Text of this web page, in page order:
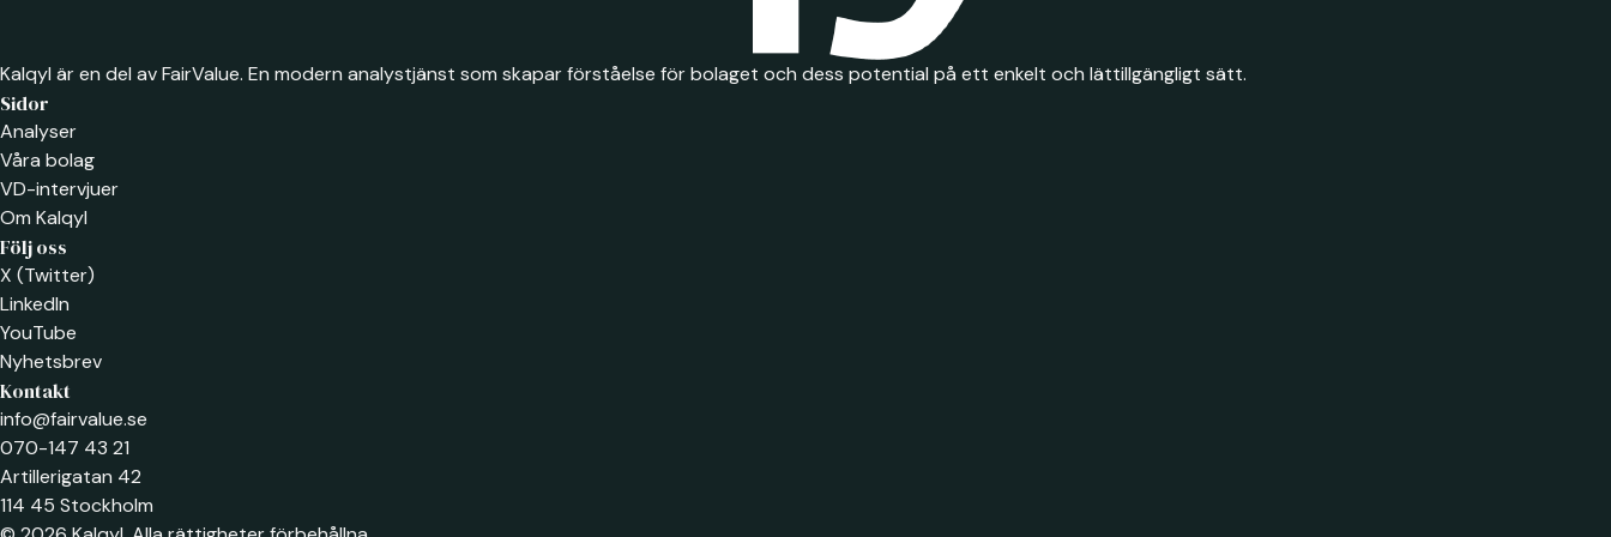
Kalqyl är en del av FairValue. En modern analystjänst som skapar förståelse för bolaget och dess potential på ett enkelt och lättillgängligt sätt.
Sidor
Analyser
Våra bolag
VD-intervjuer
Om Kalqyl
Följ oss
X (Twitter)
LinkedIn
YouTube
Nyhetsbrev
Kontakt
info@fairvalue.se
070-147 43 21
Artillerigatan 42
114 45 Stockholm